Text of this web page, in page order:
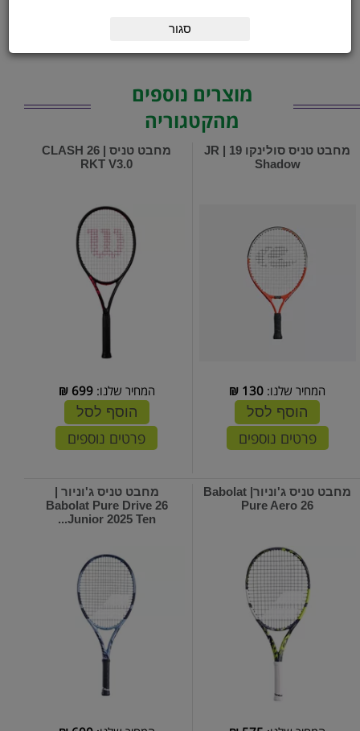
מוצרים נוספים
מהקטגוריה
מחבט טניס סולינקו 19 | JR
Shadow
המחיר שלנו: 130
₪
הוסף לסל
פרטים נוספים
מחבט טניס | CLASH 26
RKT V3.0
המחיר שלנו:699
₪
הוסף לסל
פרטים נוספים
מחבט טניס ג'וניור| Babolat
Pure Aero 26
מחבט טניס ג'וניור |
Babolat Pure Drive 26
Junior 2025 Ten...
סגור